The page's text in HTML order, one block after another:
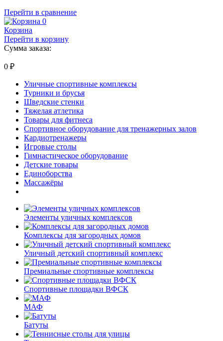
Перейти в сравнение
0
Корзина
Перейти в корзину
Сумма заказа:
0 ₽
Уличные спортивные комплексы
Турники и брусья
Шведские стенки
Тяжелая атлетика
Товары для фитнеса
Спортивное оборудование для тренажерных залов
Кардиотренажеры
Игровые столы
Гимнастическое оборудование
Детские товары
Единоборства
Массажёры
Элементы уличных комплексов
Комплексы для загородных домов
Уличный детский спортивный комплекс
Премиальные спортивные комплексы
Спортивные площадки ВФСК
МАФ
Батуты